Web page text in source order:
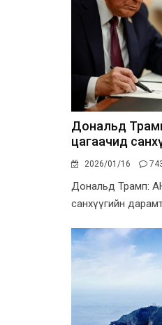
Дональд
цагаачид
2026/01/16
Дональд Трамп:
санхүүгийн